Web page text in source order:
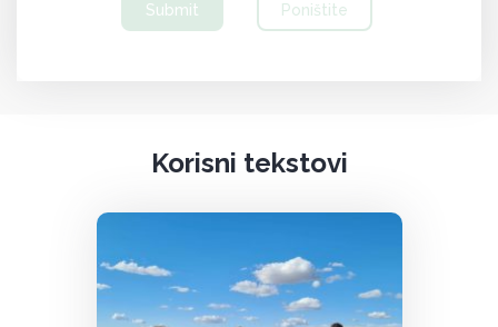
Submit Poništite
Korisni tekstovi